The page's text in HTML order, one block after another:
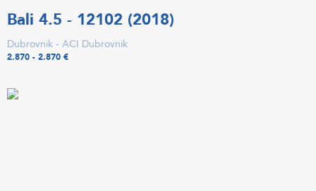
Bali 4.5 - 12102 (2018)
Dubrovnik - ACI Dubrovnik
2.870 - 2.870 €